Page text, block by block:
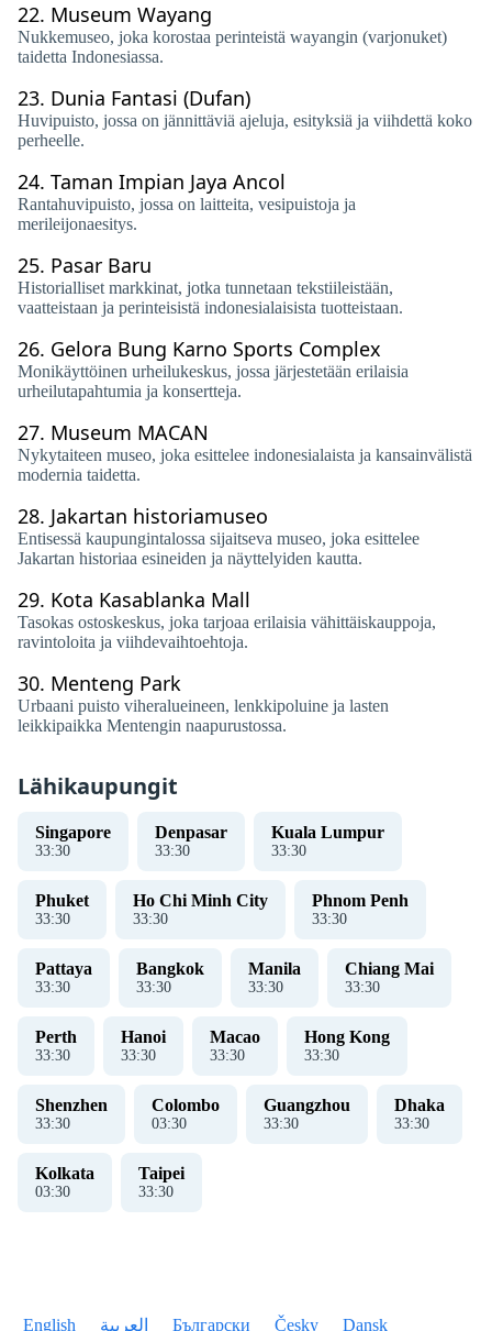
22. Museum Wayang
Nukkemuseo, joka korostaa perinteistä wayangin (varjonuket)
taidetta Indonesiassa.
23. Dunia Fantasi (Dufan)
Huvipuisto, jossa on jännittäviä ajeluja, esityksiä ja viihdettä koko
perheelle.
24. Taman Impian Jaya Ancol
Rantahuvipuisto, jossa on laitteita, vesipuistoja ja
merileijonaesitys.
25. Pasar Baru
Historialliset markkinat, jotka tunnetaan tekstiileistään,
vaatteistaan ​​ja perinteisistä indonesialaisista tuotteistaan.
26. Gelora Bung Karno Sports Complex
Monikäyttöinen urheilukeskus, jossa järjestetään erilaisia ​​
urheilutapahtumia ja konsertteja.
27. Museum MACAN
Nykytaiteen museo, joka esittelee indonesialaista ja kansainvälistä
modernia taidetta.
28. Jakartan historiamuseo
Entisessä kaupungintalossa sijaitseva museo, joka esittelee
Jakartan historiaa esineiden ja näyttelyiden kautta.
29. Kota Kasablanka Mall
Tasokas ostoskeskus, joka tarjoaa erilaisia ​​vähittäiskauppoja,
ravintoloita ja viihdevaihtoehtoja.
30. Menteng Park
Urbaani puisto viheralueineen, lenkkipoluine ja lasten
leikkipaikka Mentengin naapurustossa.
Lähikaupungit
Singapore
33:30
Denpasar
33:30
Kuala Lumpur
33:30
Phuket
33:30
Ho Chi Minh City
33:30
Phnom Penh
33:30
Pattaya
33:30
Bangkok
33:30
Manila
33:30
Chiang Mai
33:30
Perth
33:30
Hanoi
33:30
Macao
33:30
Hong Kong
33:30
Shenzhen
33:30
Colombo
03:30
Guangzhou
33:30
Dhaka
33:30
Kolkata
03:30
Taipei
33:30
English العربية Български Česky Dansk